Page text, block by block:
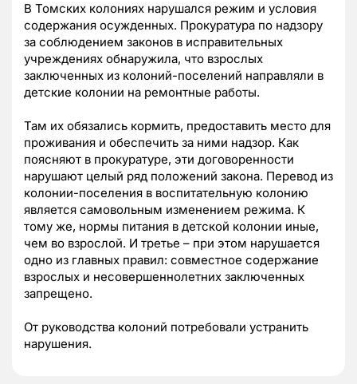
В Томских колониях нарушался режим и условия
содержания осужденных. Прокуратура по надзору
за соблюдением законов в исправительных
учреждениях обнаружила, что взрослых
заключенных из колоний-поселений направляли в
детские колонии на ремонтные работы.
Там их обязались кормить, предоставить место для
проживания и обеспечить за ними надзор. Как
поясняют в прокуратуре, эти договоренности
нарушают целый ряд положений закона. Перевод из
колонии-поселения в воспитательную колонию
является самовольным изменением режима. К
тому же, нормы питания в детской колонии иные,
чем во взрослой. И третье – при этом нарушается
одно из главных правил: совместное содержание
взрослых и несовершеннолетних заключенных
запрещено.
От руководства колоний потребовали устранить
нарушения.